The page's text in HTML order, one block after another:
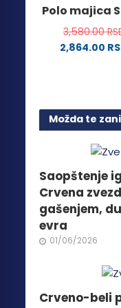
Polo majica
3,580.00
2,864.00
više
Opcije
biti
na
Možda te
Saopštenje
Crvena
gašenjem,
evra
01/06/2026
Crveno-beli